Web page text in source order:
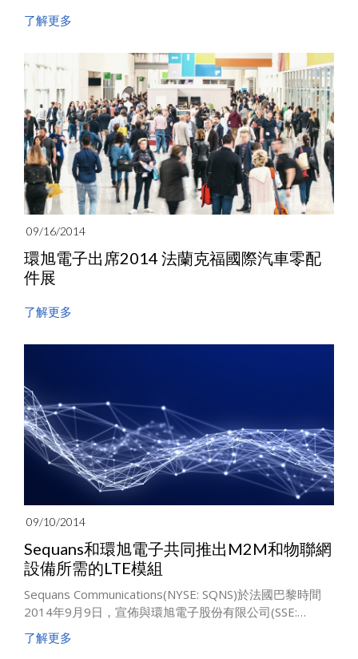
了解更多
09/16/2014
環旭電子出席2014 法蘭克福國際汽車零配
件展
了解更多
09/10/2014
Sequans和環旭電子共同推出M2M和物聯網
設備所需的LTE模組
Sequans Communications(NYSE: SQNS)於法國巴黎時間
2014年9月9日，宣佈與環旭電子股份有限公司(SSE:
601231)共同推出專為物聯網設備而設計的LTE模組。此模
組搭載Sequans的LTE的最新的晶片組-Colibri。
了解更多